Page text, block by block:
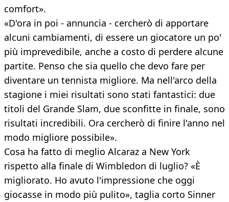
comfort».
«D'ora in poi - annuncia - cercherò di apportare
alcuni cambiamenti, di essere un giocatore un po'
più imprevedibile, anche a costo di perdere alcune
partite. Penso che sia quello che devo fare per
diventare un tennista migliore. Ma nell'arco della
stagione i miei risultati sono stati fantastici: due
titoli del Grande Slam, due sconfitte in finale, sono
risultati incredibili. Ora cercherò di finire l'anno nel
modo migliore possibile».
Cosa ha fatto di meglio Alcaraz a New York
rispetto alla finale di Wimbledon di luglio? «È
migliorato. Ho avuto l'impressione che oggi
giocasse in modo più pulito», taglia corto Sinner